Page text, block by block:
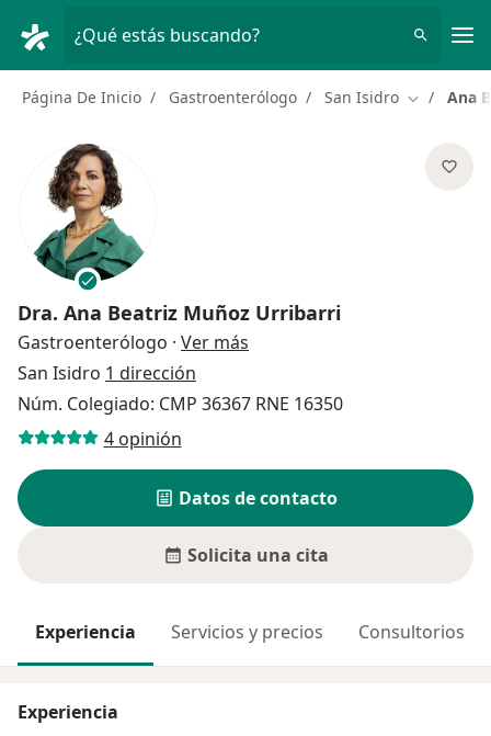
¿Qué estás buscando?
Página De Inicio Gastroenterólogo San Isidro Cambiar
Ana
Dra. Ana Beatriz Muñoz Urribarri
Gastroenterólogo · Ver más
San Isidro 1 dirección
Núm. Colegiado: CMP 36367 RNE 16350
4 opinión
Datos de contacto
Solicita una cita
Experiencia Servicios y precios Consultorios
Experiencia